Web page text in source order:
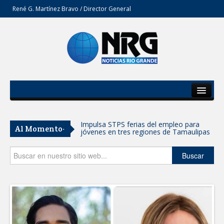
René G. Martínez Bravo / Director General
Del Estado
Opinión
Al Momento- Impulsa STPS ferias del empleo para
jóvenes en tres regiones de Tamaulipas
Felicitó Carlos Peña Ortiz a más de 390
GOBIERNO DE CARMEN LILIA
CANTUROSAS INVIERTE EN
INFRAESTRUCTURA HÍDRICA PARA
GARANTIZAR UN MEJOR SERVICIO DE
Buscar